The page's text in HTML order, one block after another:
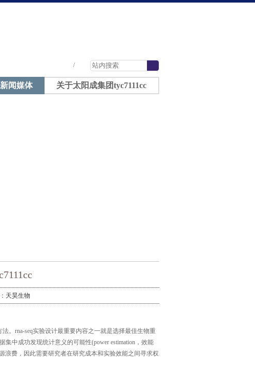
/
新闻媒体 关于太阳成集团tyc7111cc
天昊生物
。 rna-seq实验设计最重要内容之一就是选择最佳生物重
集中成功发现统计意义的可能性(power estimation ， 效能
浪费，因此需要研究者在研究成本和实验效能之间寻求权